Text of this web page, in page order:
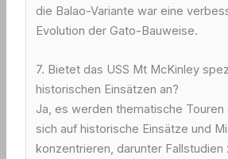
die Balao-Variante war eine
Evolution der Gato-Bauweise.
7. Bietet das USS Mt McKinley
historischen Einsätzen an?
Ja, es werden thematische
sich auf historische Einsätze und
konzentrieren, darunter Fallstudien